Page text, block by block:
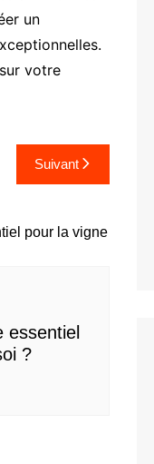
un
votre
Suivant
essentiel
?